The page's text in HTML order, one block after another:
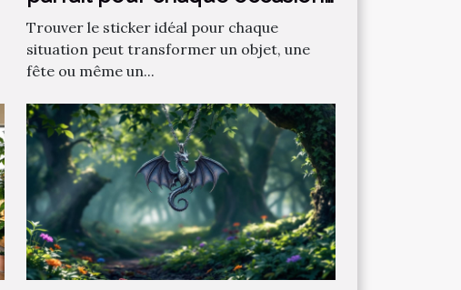
?
Trouver le sticker idéal pour chaque
situation peut transformer un objet, une
fête ou même un...